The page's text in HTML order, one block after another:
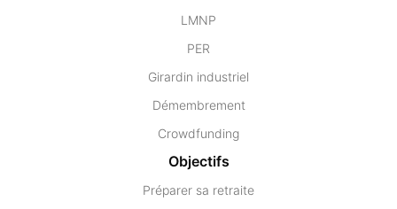
LMNP
PER
Girardin industriel
Démembrement
Crowdfunding
Objectifs
Préparer sa retraite